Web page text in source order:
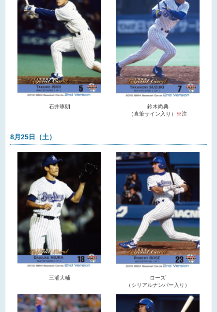
石井琢朗
鈴木尚典
（直筆サイン入り） ※注
8月25日（土）
三浦大輔
ローズ
（シリアルナンバー入り）